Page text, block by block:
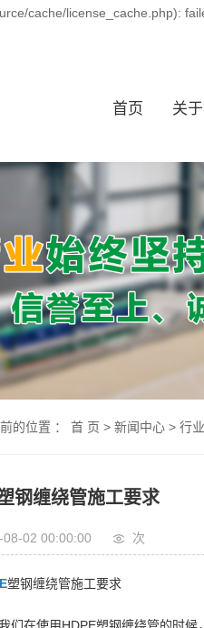
cache/license_cache.php):
首页 关于
的位置 ： 首 页 > 新闻中心> 行
钢缠绕管施工要求
08-02 00:00:00 次
塑钢缠绕管施工要求